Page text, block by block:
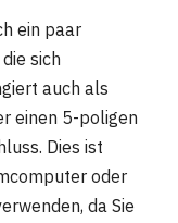
ein paar
sich
auch als
einen 5-poligen
Dies ist
oder
da Sie